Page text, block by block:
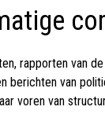
rapporten van de
berichten van
voren van